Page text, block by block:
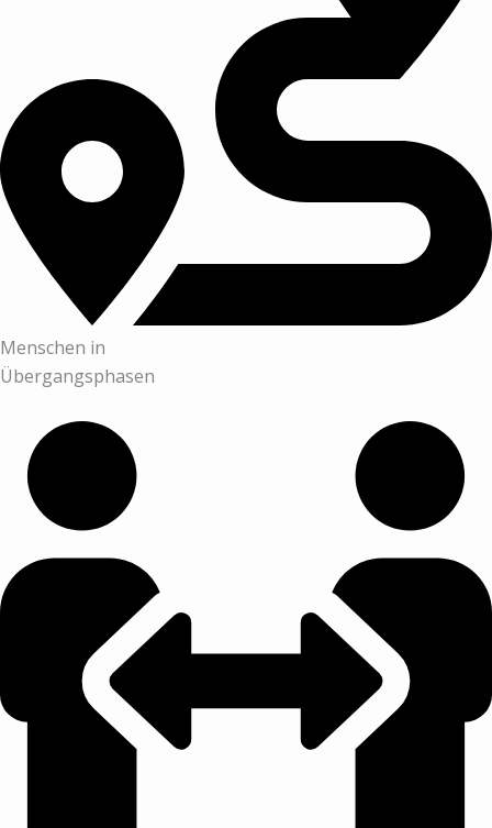
Menschen in
Übergangsphasen